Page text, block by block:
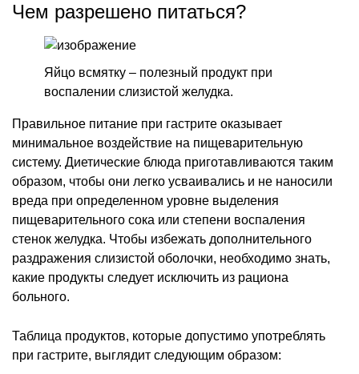
Чем разрешено питаться?
Яйцо всмятку – полезный продукт при
воспалении слизистой желудка.
Правильное питание при гастрите оказывает
минимальное воздействие на пищеварительную
систему. Диетические блюда приготавливаются таким
образом, чтобы они легко усваивались и не наносили
вреда при определенном уровне выделения
пищеварительного сока или степени воспаления
стенок желудка. Чтобы избежать дополнительного
раздражения слизистой оболочки, необходимо знать,
какие продукты следует исключить из рациона
больного.
Таблица продуктов, которые допустимо употреблять
при гастрите, выглядит следующим образом: